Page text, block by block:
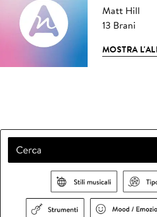
Matt Hill
13 Brani
MOSTRA